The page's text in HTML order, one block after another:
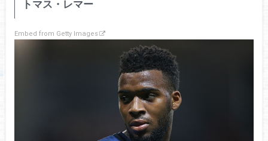
トマス・レマー
Embed from Getty Images